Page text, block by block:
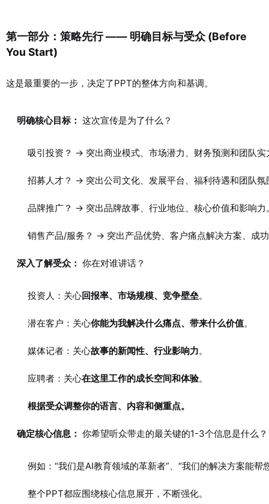
第一部分：策略先行 —— 明确目标与受众 (Before
You Start)
这是最重要的一步，决定了PPT的整体方向和基调。
明确核心目标： 这次宣传是为了什么？
吸引投资？ -> 突出商业模式、市场潜力、财务预测和团队实
招募人才？ -> 突出公司文化、发展平台、福利待遇和团队氛
品牌推广？ -> 突出品牌故事、行业地位、核心价值和影响力
销售产品/服务？ -> 突出产品优势、客户痛点解决方案、成
深入了解受众： 你在对谁讲话？
投资人：关心回报率、市场规模、竞争壁垒。
潜在客户：关心你能为我解决什么痛点、带来什么价值。
媒体记者：关心故事的新闻性、行业影响力。
应聘者：关心在这里工作的成长空间和体验。
根据受众调整你的语言、内容和侧重点。
确定核心信息： 你希望听众带走的最关键的1-3个信息是什么？
例如：“我们是AI教育领域的革新者”、“我们的解决方案能
整个PPT都应围绕核心信息展开，不断强化。